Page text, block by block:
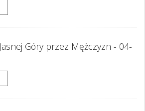
Góry przez Mężczyzn - 04-